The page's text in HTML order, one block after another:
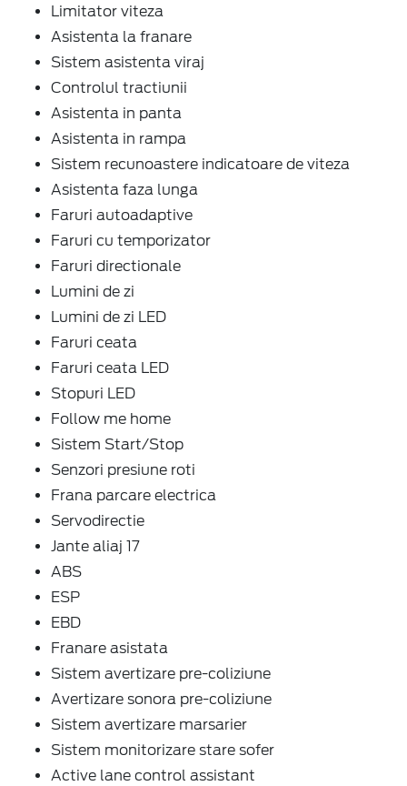
Limitator viteza
Asistenta la franare
Sistem asistenta viraj
Controlul tractiunii
Asistenta in panta
Asistenta in rampa
Sistem recunoastere indicatoare de viteza
Asistenta faza lunga
Faruri autoadaptive
Faruri cu temporizator
Faruri directionale
Lumini de zi
Lumini de zi LED
Faruri ceata
Faruri ceata LED
Stopuri LED
Follow me home
Sistem Start/Stop
Senzori presiune roti
Frana parcare electrica
Servodirectie
Jante aliaj 17
ABS
ESP
EBD
Franare asistata
Sistem avertizare pre-coliziune
Avertizare sonora pre-coliziune
Sistem avertizare marsarier
Sistem monitorizare stare sofer
Active lane control assistant